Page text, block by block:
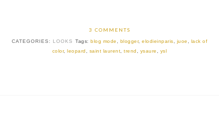
3 COMMENTS
CATEGORIES: LOOKS Tags: blog mode blogger, elodieinparis juoe
lack of
color,leopard saint laurent ,trend ysaure ysl